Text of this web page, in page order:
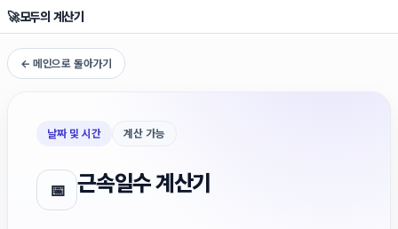
🚀모두의 계산기
← 메인으로 돌아가기
날짜 및 시간 계산 가능
📅 근속일수 계산기